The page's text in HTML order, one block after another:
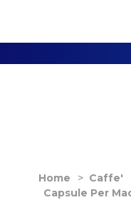
Home > Caffe'
Capsule Per